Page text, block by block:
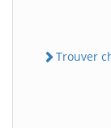
Trouver